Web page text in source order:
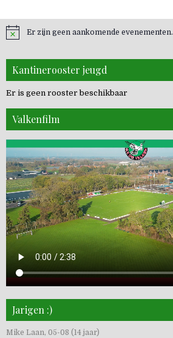
Er zijn geen aankomende evenementen.
Kantinerooster jeugd
Er is geen rooster beschikbaar
Valkenfilm
Jarigen :)
Mike Laan, 05-08 (14 jaar)